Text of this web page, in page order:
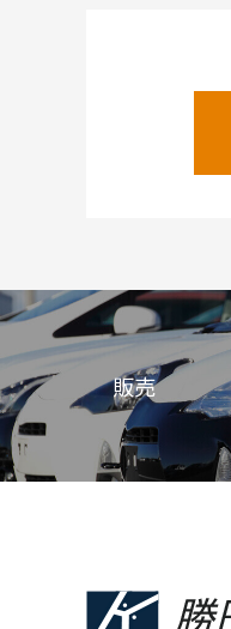
販売